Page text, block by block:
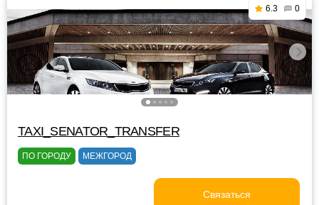
6.3 0
TAXI_SENATOR_TRANSFER
ПО ГОРОДУ МЕЖГОРОД
Связаться